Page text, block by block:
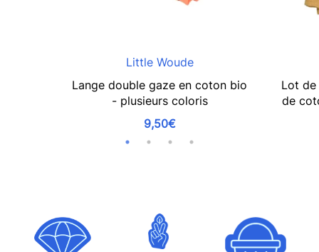
Little Woude
Lange double gaze en coton bio
- plusieurs coloris
9,50€
Lot de
de